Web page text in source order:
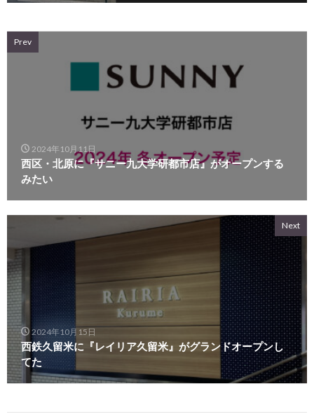
Prev
2024年10月11日
西区・北原に『サニー九大学研都市店』がオープンする
みたい
Next
2024年10月15日
西鉄久留米に『レイリア久留米』がグランドオープンし
てた